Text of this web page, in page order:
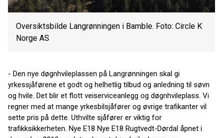
Oversiktsbilde Langrønningen i Bamble. Foto: Circle K
Norge AS
- Den nye døgnhvileplassen på Langrønningen skal gi
yrkessjåførene et godt og helhetlig tilbud og anledning til søvn
og hvile. Det blir et flott veiserviceanlegg og døgnhvileplass. Vi
regner med at mange yrkesbilsjåfører og øvrige trafikanter vil
sette pris på dette. Uthvilte sjåfører er viktig for
trafikksikkerheten. Nye E18 Nye E18 Rugtvedt-Dørdal åpnet i